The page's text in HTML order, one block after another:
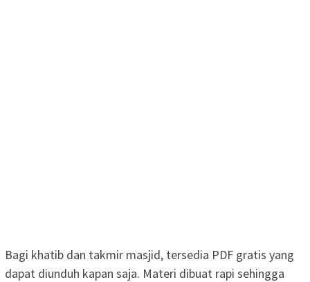
Bagi khatib dan takmir masjid, tersedia PDF gratis yang
dapat diunduh kapan saja. Materi dibuat rapi sehingga